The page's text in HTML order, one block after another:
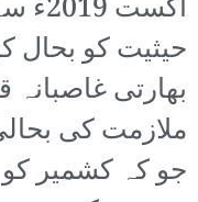
حیثیت کو بحال
بھارتی
ملازمت کی
جو کہ کشمیر کو